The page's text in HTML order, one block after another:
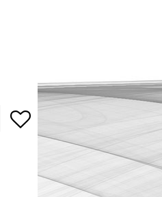
Lägg till i favoriter